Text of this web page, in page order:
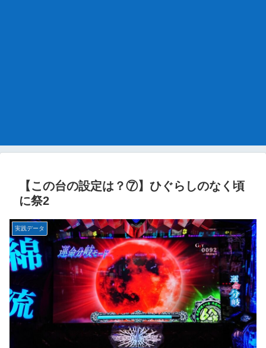
【この台の設定は？⑦】ひぐらしのなく頃
に祭2
実践データ